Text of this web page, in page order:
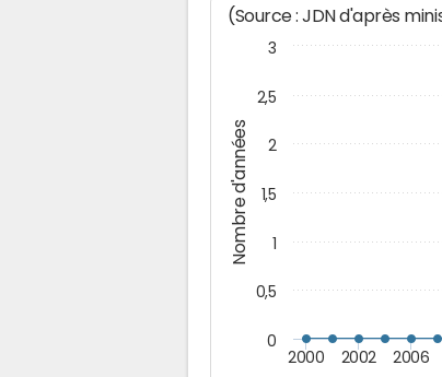
Nombre d'années
(Source : JDN d'après
2000 2002 2006
0
0,5
1
1,5
2
2,5
3